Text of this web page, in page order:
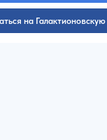
на Галактионовскую